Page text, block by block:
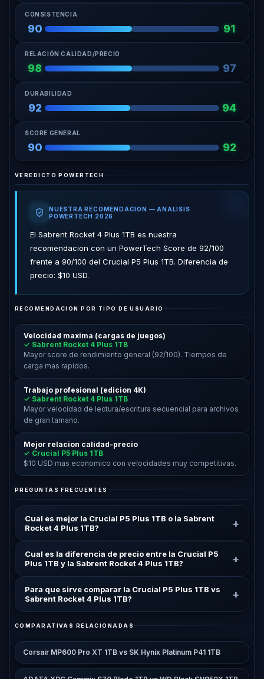
CONSISTENCIA
90 91
RELACIÓN CALIDAD/PRECIO
98 97
DURABILIDAD
92 94
SCORE GENERAL
90 92
VEREDICTO POWERTECH
NUESTRA RECOMENDACION — ANALISIS
POWERTECH 2026
El Sabrent Rocket 4 Plus 1TB es nuestra
recomendacion con un PowerTech Score de 92/100
frente a 90/100 del Crucial P5 Plus 1TB. Diferencia de
precio: $10 USD.
RECOMENDACION POR TIPO DE USUARIO
Velocidad maxima (cargas de juegos)
✓ Sabrent Rocket 4 Plus 1TB
Mayor score de rendimiento general (92/100). Tiempos de
carga mas rapidos.
Trabajo profesional (edicion 4K)
✓ Sabrent Rocket 4 Plus 1TB
Mayor velocidad de lectura/escritura secuencial para archivos
de gran tamano.
Mejor relacion calidad-precio
✓ Crucial P5 Plus 1TB
$10 USD mas economico con velocidades muy competitivas.
PREGUNTAS FRECUENTES
Cual es mejor la Crucial P5 Plus 1TB o la Sabrent
Rocket 4 Plus 1TB?
+
Cual es la diferencia de precio entre la Crucial P5
Plus 1TB y la Sabrent Rocket 4 Plus 1TB?
+
Para que sirve comparar la Crucial P5 Plus 1TB vs
Sabrent Rocket 4 Plus 1TB?
+
COMPARATIVAS RELACIONADAS
Corsair MP600 Pro XT 1TB vs SK Hynix Platinum P41 1TB